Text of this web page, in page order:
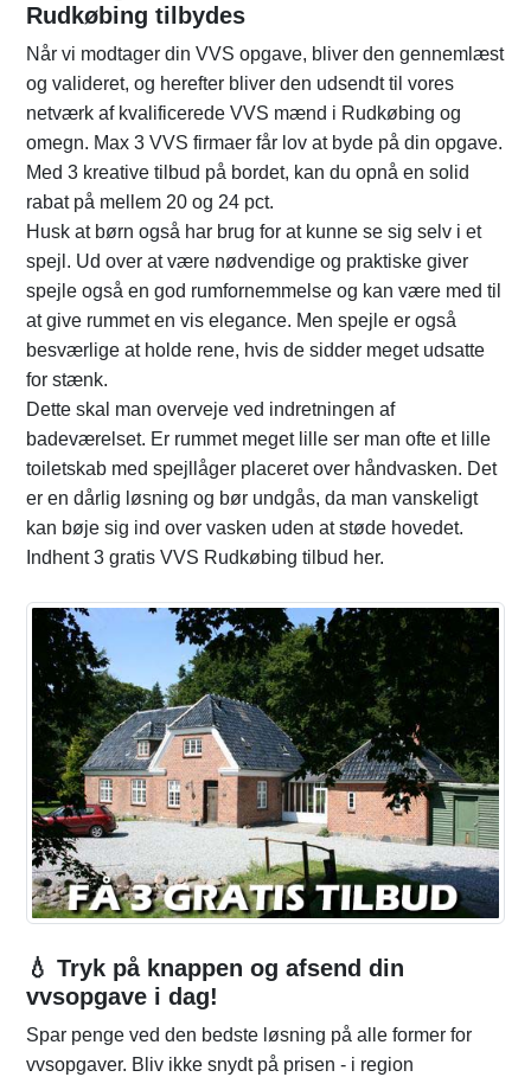
Rudkøbing tilbydes
Når vi modtager din VVS opgave, bliver den gennemlæst
og valideret, og herefter bliver den udsendt til vores
netværk af kvalificerede VVS mænd i Rudkøbing og
omegn. Max 3 VVS firmaer får lov at byde på din opgave.
Med 3 kreative tilbud på bordet, kan du opnå en solid
rabat på mellem 20 og 24 pct.
Husk at børn også har brug for at kunne se sig selv i et
spejl. Ud over at være nødvendige og praktiske giver
spejle også en god rumfornemmelse og kan være med til
at give rummet en vis elegance. Men spejle er også
besværlige at holde rene, hvis de sidder meget udsatte
for stænk.
Dette skal man overveje ved indretningen af
badeværelset. Er rummet meget lille ser man ofte et lille
toiletskab med spejllåger placeret over håndvasken. Det
er en dårlig løsning og bør undgås, da man vanskeligt
kan bøje sig ind over vasken uden at støde hovedet.
Indhent 3 gratis VVS Rudkøbing tilbud her.
💧 Tryk på knappen og afsend din
vvsopgave i dag!
Spar penge ved den bedste løsning på alle former for
vvsopgaver. Bliv ikke snydt på prisen - i region